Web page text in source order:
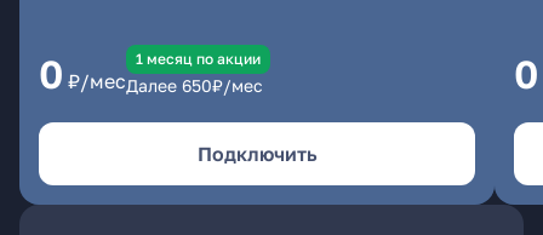
0 ₽/мес
1 месяц по акции
Далее 650₽/мес
Подключить
0